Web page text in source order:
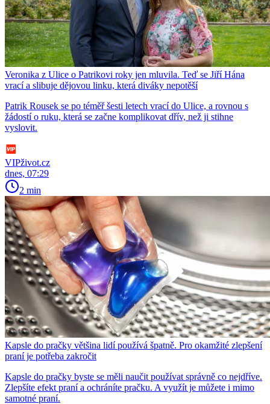
Veronika z Ulice o Patrikovi roky jen mluvila. Teď se Jiří Hána
vrací a slibuje dějovou linku, která diváky nepotěší
Patrik Rousek se po téměř šesti letech vrací do Ulice, a rovnou s
žádostí o ruku, která se začne komplikovat dřív, než ji stihne
vyslovit.
VIPživot.cz
dnes, 07:29
2 min
Kapsle do pračky většina lidí používá špatně. Pro okamžité zlepšení
praní je potřeba zakročit
Kapsle do pračky byste se měli naučit používat správně co nejdříve.
Zlepšíte efekt praní a ochráníte pračku. A využít je můžete i mimo
samotné praní.